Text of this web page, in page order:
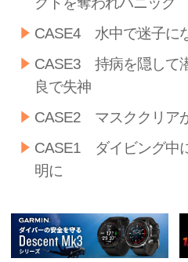
CASE4 水中で迷子に
CASE3 持病を隠して
良で失神
CASE2 マスククリア
CASE1 ダイビング中
明に